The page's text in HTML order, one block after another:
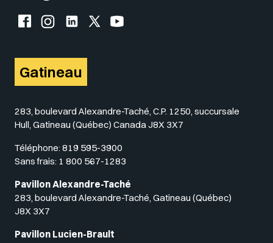
Facebook de l'UQO
Instagram de l'UQO
LinkedIn de l'UQO
X (Twitter) de l'UQO
YouTube de l'UQO
Gatineau
283, boulevard Alexandre-Taché, C.P. 1250, succursale
Hull, Gatineau (Québec) Canada J8X 3X7
Téléphone: 819 595-3900
Sans frais: 1 800 567-1283
Pavillon Alexandre-Taché
283, boulevard Alexandre-Taché, Gatineau (Québec)
J8X 3X7
Pavillon Lucien-Brault